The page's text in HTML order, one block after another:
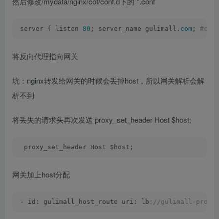
server { listen 80 ; server_name gulimall. com ;
将反向代理指向网关
坑：nginx转发给网关的时候会丢掉host，所以网关解析会解
析不到
将丢失的请求头再次发送 proxy_set_header Host $host;
proxy_set_header Host $host;
网关加上host分配
- id: gulimall_host_route uri: lb ://gulimall-